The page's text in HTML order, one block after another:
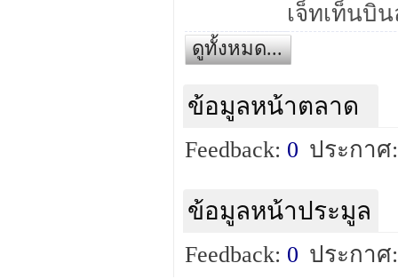
เจ็ทเท็นบิ
ดูทั้งหมด...
ข้อมูลหน้าตลาด
Feedback: 0 ประกาศ
ข้อมูลหน้าประมูล
Feedback: 0 ประกาศ